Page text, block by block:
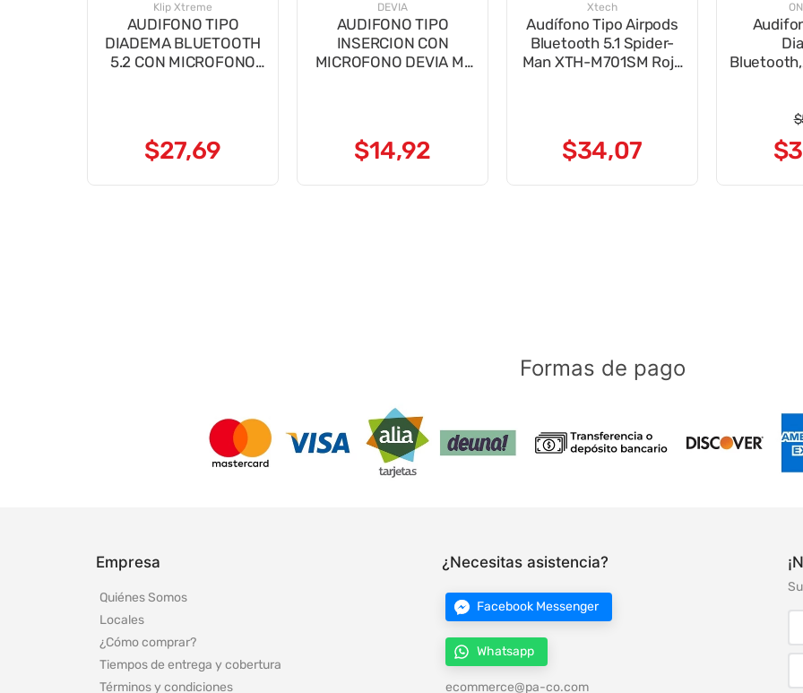
Klip Xtreme
AUDIFONO TIPO
DIADEMA BLUETOOTH
5.2 CON MICROFONO
$27,69
DEVIA
AUDIFONO TIPO
INSERCION CON
MICROFONO DEVIA M1
$14,92
Xtech
Audífono Tipo Airpods
Bluetooth 5.1 Spider-
Man XTH-M701SM Rojo
$34,07
$
$
Formas de pago
Empresa
Quiénes Somos
Locales
¿Cómo comprar?
Tiempos de entrega y cobertura
Términos y condiciones
¿Necesitas asistencia?
Facebook Messenger
Whatsapp
ecommerce@pa-co.com